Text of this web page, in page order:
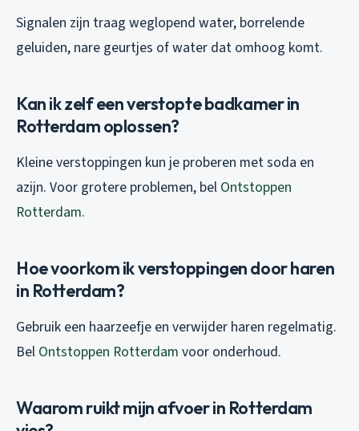
Signalen zijn traag weglopend water, borrelende
geluiden, nare geurtjes of water dat omhoog komt.
Kan ik zelf een verstopte badkamer in
Rotterdam oplossen?
Kleine verstoppingen kun je proberen met soda en
azijn. Voor grotere problemen, bel Ontstoppen
Rotterdam.
Hoe voorkom ik verstoppingen door haren
in Rotterdam?
Gebruik een haarzeefje en verwijder haren regelmatig.
Bel Ontstoppen Rotterdam voor onderhoud.
Waarom ruikt mijn afvoer in Rotterdam